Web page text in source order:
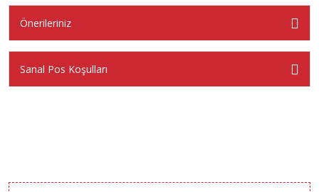
Önerileriniz
Sanal Pos Koşulları